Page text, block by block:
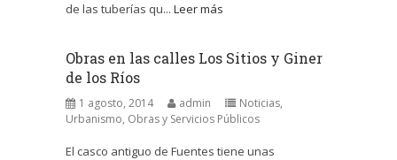
de las tuberías qu... Leer más
Obras en las calles Los Sitios y Giner
de los Ríos
1 agosto, 2014 admin Noticias,
Urbanismo, Obras y Servicios Públicos
El casco antiguo de Fuentes tiene unas